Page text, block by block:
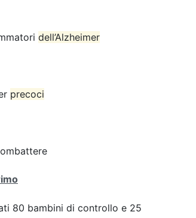
dell’Alzheimer
precoci
80 bambini di controllo e 25